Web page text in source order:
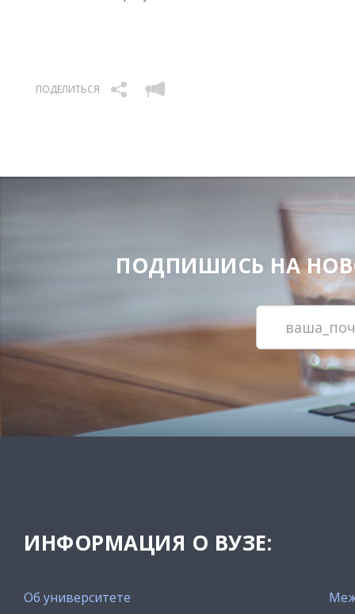
ПОДЕЛИТЬСЯ
ПОДПИШИСЬ НА
ИНФОРМАЦИЯ О ВУЗЕ:
Об университете